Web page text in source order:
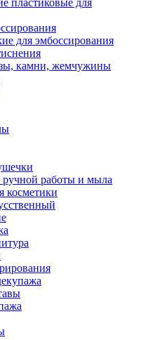
пластиковые для
для эмбоссирования
камни, жемчужины
ручной работы и мыла
косметики